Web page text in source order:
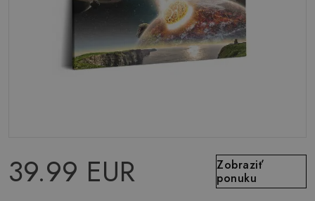
39.99 EUR
Zobraziť
ponuku